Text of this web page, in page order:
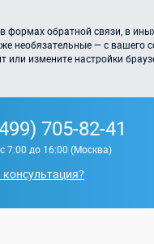
формах обратной связи, в
необязательные — с вашего
измените настройки
705-82-41
7:00 до 16:00 (Москва)